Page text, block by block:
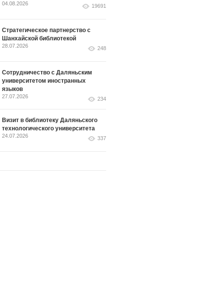
04.08.2026 19691
Стратегическое партнерство с
Шанхайской библиотекой
28.07.2026 248
Сотрудничество с Даляньским
университетом иностранных
языков
27.07.2026 234
Визит в библиотеку Даляньского
технологического университета
24.07.2026 337